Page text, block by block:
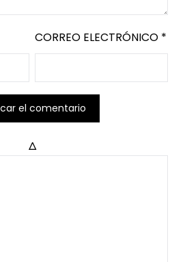
CORREO ELECTRÓNICO *
Δ